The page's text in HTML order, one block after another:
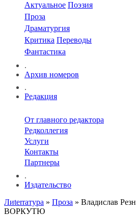
Актуальное Поэзия
Проза
Драматургия
Критика Переводы
Фантастика
.
Архив номеров
.
Редакция
От главного редактора
Редколлегия
Услуги
Контакты
Партнеры
.
Издательство
Лиterraтура » Проза » Владислав
ВОРКУТЮ